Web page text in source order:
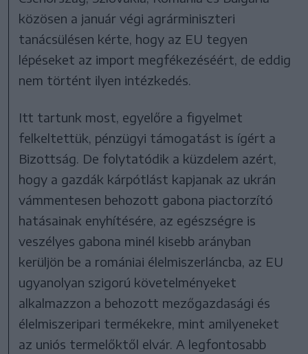
közösen a január végi agrárminiszteri
tanácsülésen kérte, hogy az EU tegyen
lépéseket az import megfékezéséért, de eddig
nem történt ilyen intézkedés.
Itt tartunk most, egyelőre a figyelmet
felkeltettük, pénzügyi támogatást is ígért a
Bizottság. De folytatódik a küzdelem azért,
hogy a gazdák kárpótlást kapjanak az ukrán
vámmentesen behozott gabona piactorzító
hatásainak enyhítésére, az egészségre is
veszélyes gabona minél kisebb arányban
kerüljön be a romániai élelmiszerláncba, az EU
ugyanolyan szigorú követelményeket
alkalmazzon a behozott mezőgazdasági és
élelmiszeripari termékekre, mint amilyeneket
az uniós termelőktől elvár. A legfontosabb